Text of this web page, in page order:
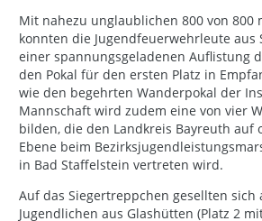
Mit nahezu unglaublichen 800 von 800
konnten die Jugendfeuerwehrleute aus
einer spannungsgeladenen Auflistung
den Pokal für den ersten Platz in
wie den begehrten Wanderpokal der
Mannschaft wird zudem eine von vier
bilden, die den Landkreis Bayreuth auf
Ebene beim
in Bad Staffelstein vertreten wird.
Auf das Siegertreppchen gesellten sich
Jugendlichen aus Glashütten (Platz 2